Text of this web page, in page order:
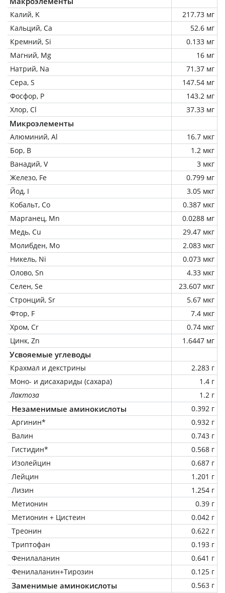
Калий, K
217.73 мг
Кальций, Ca
52.6 мг
Кремний, Si
0.133 мг
Магний, Mg
16 мг
Натрий, Na
71.37 мг
Сера, S
147.54 мг
Фосфор, P
143.2 мг
Хлор, Cl
37.33 мг
Микроэлементы
Алюминий, Al
16.7 мкг
Бор, B
1.2 мкг
Ванадий, V
3 мкг
Железо, Fe
0.799 мг
Йод, I
3.05 мкг
Кобальт, Co
0.387 мкг
Марганец, Mn
0.0288 мг
Медь, Cu
29.47 мкг
Молибден, Mo
2.083 мкг
Никель, Ni
0.073 мкг
Олово, Sn
4.33 мкг
Селен, Se
23.607 мкг
Стронций, Sr
5.67 мкг
Фтор, F
7.4 мкг
Хром, Cr
0.74 мкг
Цинк, Zn
1.6447 мг
Усвояемые углеводы
Крахмал и декстрины
2.283 г
Моно- и дисахариды (сахара)
1.4 г
Лактоза
1.2 г
Незаменимые аминокислоты
0.392 г
Аргинин*
0.932 г
Валин
0.743 г
Гистидин*
0.568 г
Изолейцин
0.687 г
Лейцин
1.201 г
Лизин
1.254 г
Метионин
0.39 г
Метионин + Цистеин
0.042 г
Треонин
0.622 г
Триптофан
0.193 г
Фенилаланин
0.641 г
Фенилаланин+Тирозин
0.125 г
Заменимые аминокислоты
0.563 г